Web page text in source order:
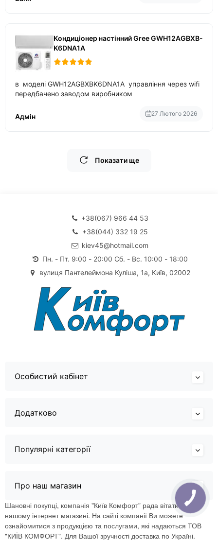
Кондиціонер настінний Gree GWH12AGBXB-
K6DNA1A
в моделі GWH12AGBXBK6DNA1A управління через wifi
передбачено заводом виробником
Адмін 27 Лютого 2026
Показати ще
+38(067) 966 44 53
+38(044) 332 19 25
kiev45@hotmail.com
Пн. - Пт. 9:00 - 20:00 Сб. - Вс. 10:00 - 18:00
вулиця Пантелеймона Куліша, 1а, Київ, 02002
Особистий кабінет
Додатково
Популярні категорії
Про наш магазин
Шановні покупці, компанія "Київ Комфорт" рада вітати Вас в
нашому інтернет магазині. На сайті компанії Ви можете
ознайомитися з продукцією та послугами, які надаються ТОВ
"КИЇВ КОМФОРТ". Для Вашої зручності доставка по Україні.